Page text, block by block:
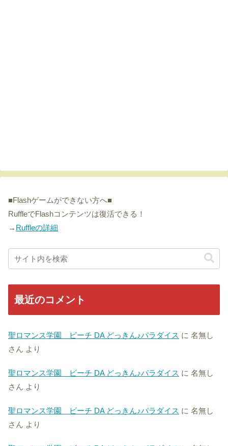
■Flashゲームができない方へ■
RuffleでFlashコンテンツは復活できる！
→ Ruffleの詳細
最近のコメント
聖ロマンス学園 ビーチ DA どっきん♪パラダイス に 名無し
さん より
聖ロマンス学園 ビーチ DA どっきん♪パラダイス に 名無し
さん より
聖ロマンス学園 ビーチ DA どっきん♪パラダイス に 名無し
さん より